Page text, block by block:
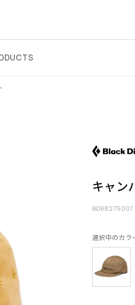
キャン
BD68275007
選択中のカラ